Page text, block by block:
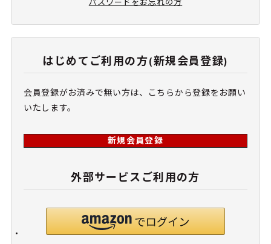
はじめてご利用の方(新規会員登録)
会員登録がお済みで無い方は、こちらから登録をお願い
いたします。
新規会員登録
外部サービスご利用の方